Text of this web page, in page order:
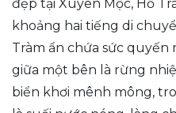
đẹp tại Xuyên Mộc, Hồ
khoảng hai tiếng di
Tràm ẩn chứa sức quyến
giữa một bên là rừng
biển khơi mênh mông,